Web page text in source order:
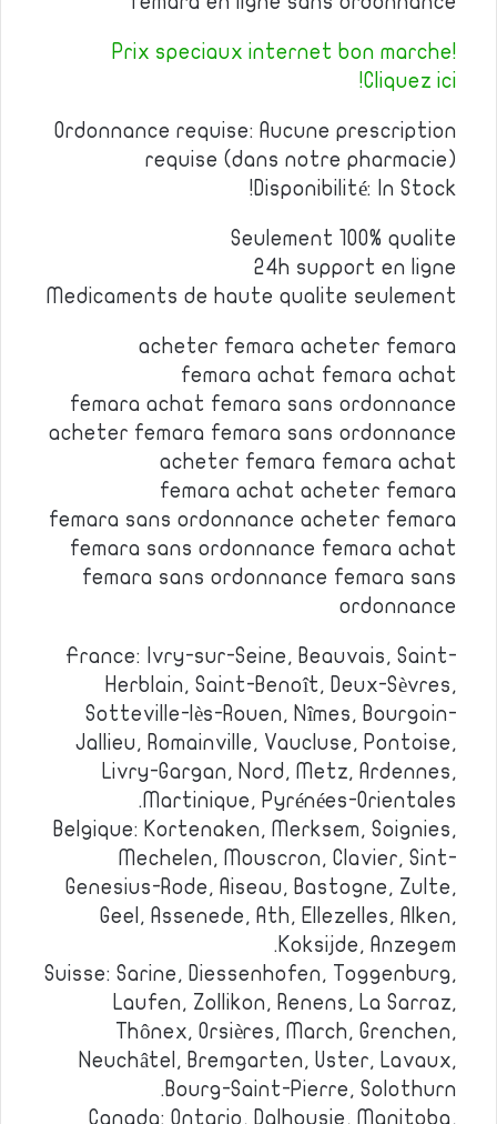
Prix speciaux internet bon marche!
Cliquez ici!
Ordonnance requise: Aucune prescription
requise (dans notre pharmacie)
Disponibilité: In Stock!
Seulement 100% qualite
24h support en ligne
Medicaments de haute qualite seulement
acheter femara acheter femara
femara achat femara achat
femara achat femara sans ordonnance
acheter femara femara sans ordonnance
acheter femara femara achat
femara achat acheter femara
femara sans ordonnance acheter femara
femara sans ordonnance femara achat
femara sans ordonnance femara sans
ordonnance
France: Ivry-sur-Seine, Beauvais, Saint-
Herblain, Saint-Benoît, Deux-Sèvres,
Sotteville-lès-Rouen, Nîmes, Bourgoin-
Jallieu, Romainville, Vaucluse, Pontoise,
Livry-Gargan, Nord, Metz, Ardennes,
Martinique, Pyrénées-Orientales.
Belgique: Kortenaken, Merksem, Soignies,
Mechelen, Mouscron, Clavier, Sint-
Genesius-Rode, Aiseau, Bastogne, Zulte,
Geel, Assenede, Ath, Ellezelles, Alken,
Koksijde, Anzegem.
Suisse: Sarine, Diessenhofen, Toggenburg,
Laufen, Zollikon, Renens, La Sarraz,
Thônex, Orsières, March, Grenchen,
Neuchâtel, Bremgarten, Uster, Lavaux,
Bourg-Saint-Pierre, Solothurn.
Canada: Ontario, Dalhousie, Manitoba,